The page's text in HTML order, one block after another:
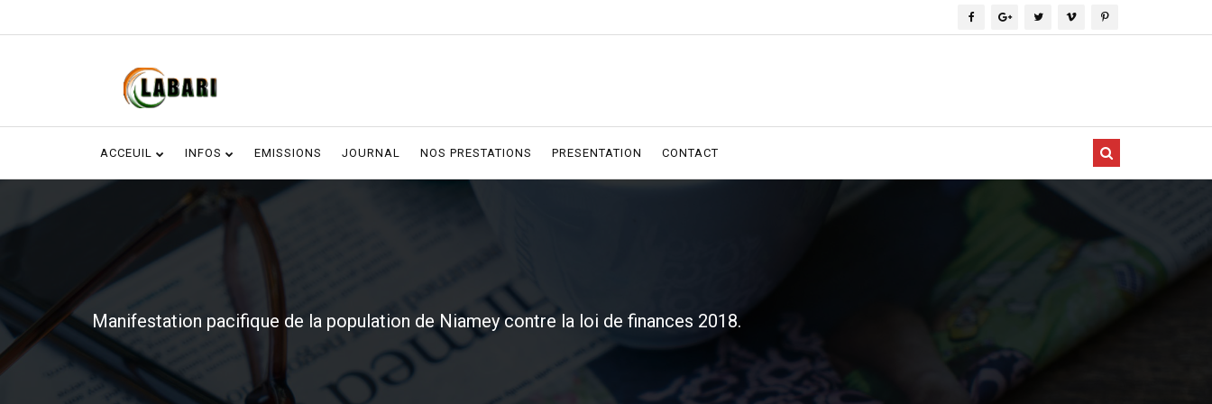
ACCEUIL INFOS EMISSIONS JOURNAL NOS PRESTATIONS PRESENTATION CONTACT
Manifestation pacifique de la population de Niamey contre la loi de finances 2018.